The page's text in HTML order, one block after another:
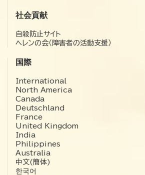
社会貢献
自殺防止サイト
ヘレンの会（障害者の活動支援）
国際
International
North America
Canada
Deutschland
France
United Kingdom
India
Philippines
Australia
中文(簡体)
한국어